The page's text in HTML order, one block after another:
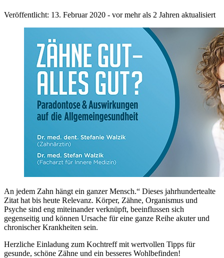
Veröffentlicht: 13. Februar 2020 - vor mehr als 2 Jahren aktualisiert
An jedem Zahn hängt ein ganzer Mensch.“ Dieses jahrhundertealte
Zitat hat bis heute Relevanz. Körper, Zähne, Organismus und
Psyche sind eng miteinander verknüpft, beeinflussen sich
gegenseitig und können Ursache für eine ganze Reihe akuter und
chronischer Krankheiten sein.
Herzliche Einladung zum Kochtreff mit wertvollen Tipps für
gesunde, schöne Zähne und ein besseres Wohlbefinden!